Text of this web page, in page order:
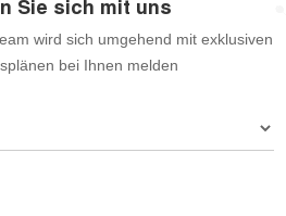
Sie sich mit uns
wird sich umgehend mit exklusiven
bei Ihnen melden